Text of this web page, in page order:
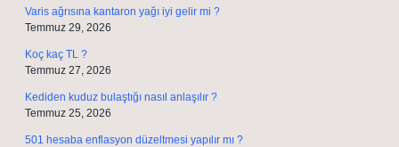
Varis ağrısına kantaron yağı iyi gelir mi ?
Temmuz 29, 2026
Koç kaç TL ?
Temmuz 27, 2026
Kediden kuduz bulaştığı nasıl anlaşılır ?
Temmuz 25, 2026
501 hesaba enflasyon düzeltmesi yapılır mı ?